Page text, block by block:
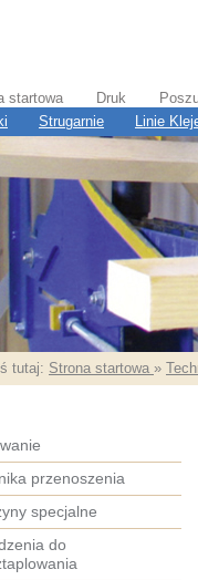
startowa Druk
Strugarnie Linie
tutaj: Strona startowa »
przenoszenia
specjalne
do